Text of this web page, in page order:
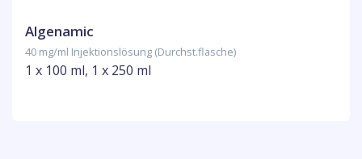
Algenamic
40 mg/ml Injektionslösung (Durchst.flasche)
1 x 100 ml, 1 x 250 ml